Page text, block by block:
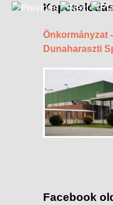
Kapcsolódás
Önkormányzat
Dunaharaszti
Facebook